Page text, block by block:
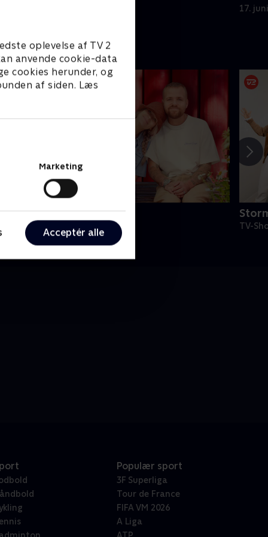
oplevelse af TV 2
anvende cookie-data
cookies herunder, og
af siden. Læs
Marketing
Acceptér alle
17.
på Langeland
• 5 sæsoner TV-
Populær sport
3F Superliga
Tour de France
FIFA VM 2026
A Liga